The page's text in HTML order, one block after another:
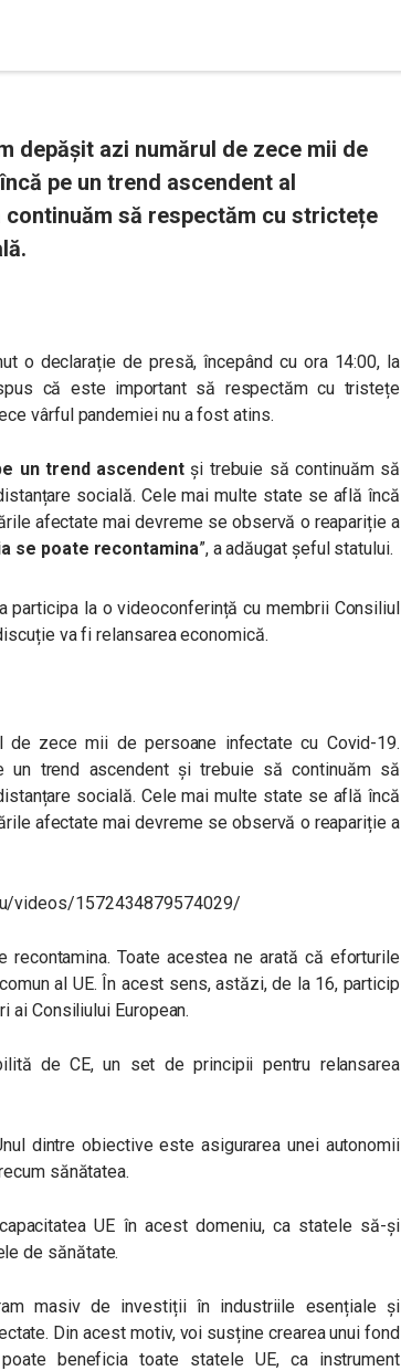
depășit azi numărul de zece mii de
pe un trend ascendent al
să respectăm cu strictețe
o declarație de presă, începând cu ora 14:00, la
că este important să respectăm cu tristețe
vârful pandemiei nu a fost atins.
un trend ascendentși trebuie să continuăm să
socială. Cele mai multe state se află încă
afectate mai devreme se observă o reapariție a
se poate recontamina”, a adăugat șeful statului.
participa la o videoconferință cu membrii Consiliul
va fi relansarea economică.
de zece mii de persoane infectate cu Covid-19.
un trend ascendent și trebuie să continuăm să
socială. Cele mai multe state se află încă
afectate mai devreme se observă o reapariție a
videos/1572434879574029/
Toate acestea ne arată că eforturile
al UE. În acest sens, astăzi, de la 16, particip
ai Consiliului European.
de CE, un set de principii pentru relansarea
dintre obiective este asigurarea unei autonomii
sănătatea.
UE în acest domeniu, ca statele să-și
de sănătate.
masiv de investiții în industriile esențiale și
Din acest motiv, voi susține crearea unui fond
beneficia toate statele UE, ca instrument